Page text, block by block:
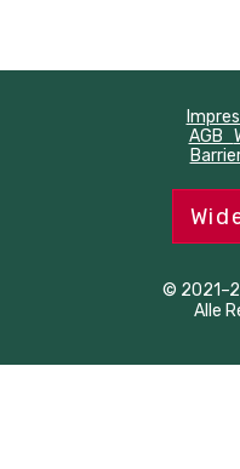
AGB
©
Alle